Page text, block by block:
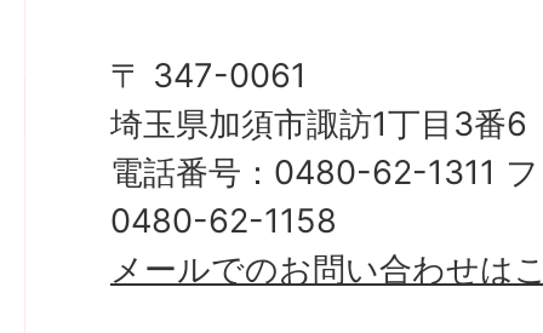
〒 347-0061
埼玉県加須市諏訪1丁目3番6
電話番号：0480-62-1311
0480-62-1158
メールでのお問い合わせは